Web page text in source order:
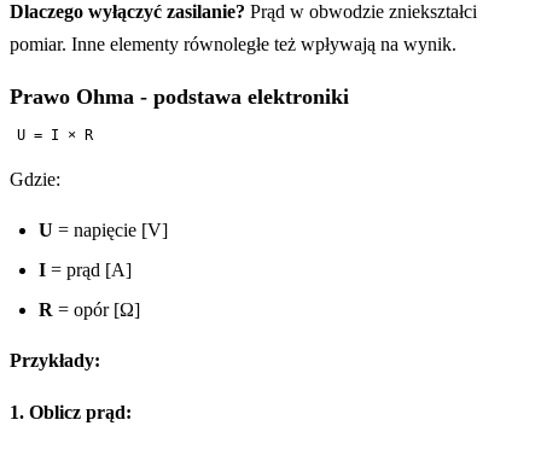
Dlaczego wyłączyć zasilanie? Prąd w obwodzie zniekształci
pomiar. Inne elementy równoległe też wpływają na wynik.
Prawo Ohma - podstawa elektroniki
Gdzie:
U = napięcie [V]
I = prąd [A]
R = opór [Ω]
Przykłady:
1. Oblicz prąd: